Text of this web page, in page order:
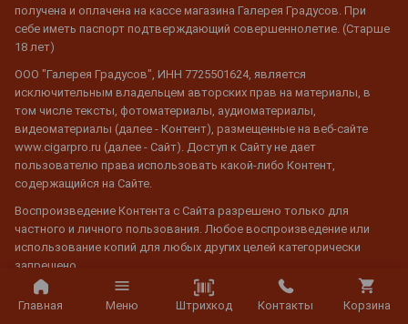
Главная Меню Штрихкод Контакты Корзина
получена и оплачена на кассе магазина Галерея Градусов. При
себе иметь паспорт подтверждающий совершеннолетие. (Старше
18 лет)
ООО "Галерея Градусов", ИНН 7725501624, является
исключительным владельцем авторских прав на материалы, в
том числе тексты, фотоматериалы, аудиоматериалы,
видеоматериалы (далее - Контент), размещенные на веб-сайте
www.cigarpro.ru (далее - Сайт). Доступ к Сайту не дает
пользователю права использовать какой-либо Контент,
содержащийся на Сайте.
Воспроизведение Контента с Сайта разрешено только для
частного и личного пользования. Любое воспроизведение или
использование копий для любых других целей категорически
запрещено.
Распечатка или загрузка Контента с Сайта разрешена только для
личного использования, а не для коммерческой деятельности.